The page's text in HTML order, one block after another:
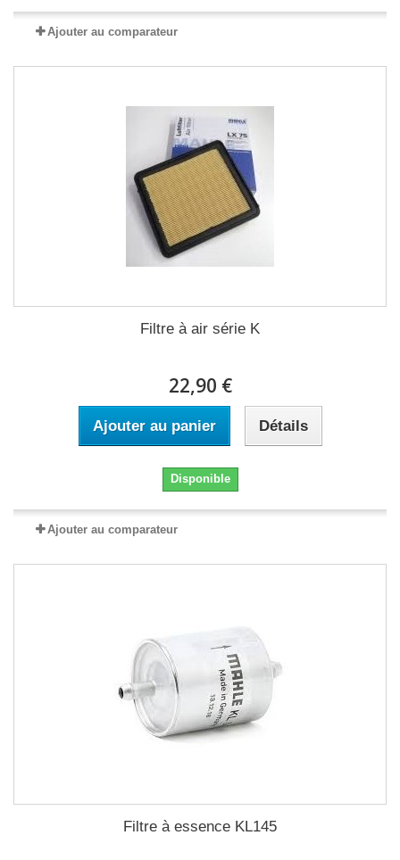
Ajouter au comparateur
Filtre à air série K
22,90 €
Ajouter au panier Détails
Disponible
Ajouter au comparateur
Filtre à essence KL145